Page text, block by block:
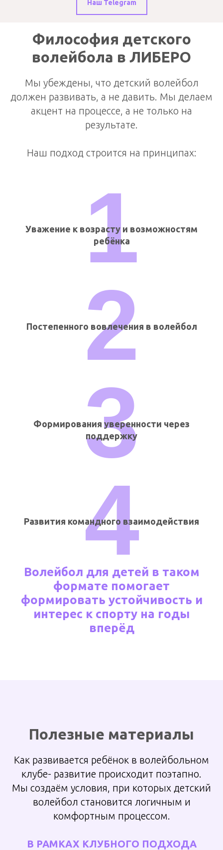
Наш Telegram
Философия детского
волейбола в ЛИБЕРО
Мы убеждены, что детский волейбол
должен развивать, а не давить. Мы делаем
акцент на процессе, а не только на
результате.
Наш подход строится на принципах:
Уважение к возрасту и возможностям
ребёнка
1
Постепенного вовлечения в волейбол
2
Формирования уверенности через
поддержку
3
Развития командного взаимодействия
4
Волейбол для детей в таком
формате помогает
формировать устойчивость и
интерес к спорту на годы
вперёд
Полезные материалы
Как развивается ребёнок в волейбольном
клубе- развитие происходит поэтапно.
Мы создаём условия, при которых детский
волейбол становится логичным и
комфортным процессом.
В РАМКАХ КЛУБНОГО ПОДХОДА